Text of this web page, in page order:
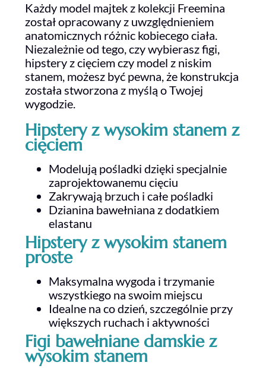
Każdy model majtek z kolekcji Freemina
został opracowany z uwzględnieniem
anatomicznych różnic kobiecego ciała.
Niezależnie od tego, czy wybierasz figi,
hipstery z cięciem czy model z niskim
stanem, możesz być pewna, że konstrukcja
została stworzona z myślą o Twojej
wygodzie.
Hipstery z wysokim stanem z
cięciem
Modelują pośladki dzięki specjalnie
zaprojektowanemu cięciu
Zakrywają brzuch i całe pośladki
Dzianina bawełniana z dodatkiem
elastanu
Hipstery z wysokim stanem
proste
Maksymalna wygoda i trzymanie
wszystkiego na swoim miejscu
Idealne na co dzień, szczególnie przy
większych ruchach i aktywności
Figi bawełniane damskie z
wysokim stanem